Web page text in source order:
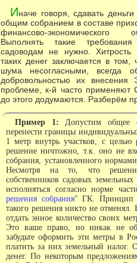
Иначе говоря, сдавать
общим собранием в составе
финансово-экономического
Выполнять такие
садоводам не нужно.
таких денег заключается в
шума несогласными, всегда
добровольностью их
проблеме, к-й часто
до этого додумаются. Разберём
Пример 1: Допустим общее
перенести границы
1 метр внутрь участков, с целью
решение ничтожно, т.к. оно не
собрания, установленного
Несмотря на то, что
собственников садовых
исполняться согласно норме
решения собрания" ГК. Принцип
такого решения никто не
отдать энное количество своих
Это ваше право, но никак не
забудьте оформить эти метры в
платить за них земельный налог.
денег. По некоторым